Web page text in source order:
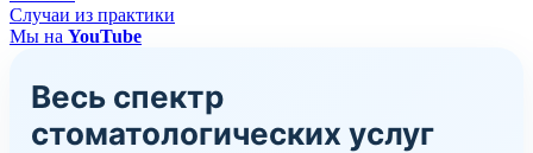
Случаи из практики
Мы на YouTube
Весь спектр
стоматологических услуг